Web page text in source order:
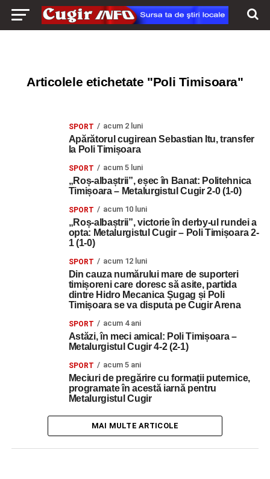
Articolele etichetate "Poli Timisoara"
SPORT acum 2 luni
Apărătorul cugirean Sebastian Itu, transfer
la Poli Timișoara
SPORT acum 5 luni
„Roș-albaștrii”, eșec în Banat: Politehnica
Timișoara – Metalurgistul Cugir 2-0 (1-0)
SPORT acum 10 luni
„Roș-albaștrii”, victorie în derby-ul rundei a
opta: Metalurgistul Cugir – Poli Timișoara 2-
1 (1-0)
SPORT acum 12 luni
Din cauza numărului mare de suporteri
timișoreni care doresc să asite, partida
dintre Hidro Mecanica Șugag și Poli
Timișoara se va disputa pe Cugir Arena
SPORT acum 4 ani
Astăzi, în meci amical: Poli Timișoara –
Metalurgistul Cugir 4-2 (2-1)
SPORT acum 5 ani
Meciuri de pregărire cu formații puternice,
programate în acestă iarnă pentru
Metalurgistul Cugir
MAI MULTE ARTICOLE